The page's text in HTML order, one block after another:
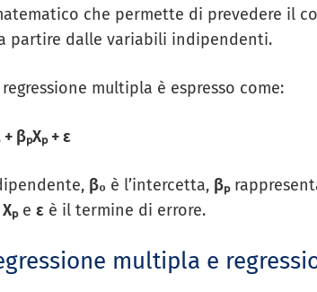
che permette di prevedere il
partire dalle variabili indipendenti.
multipla è espresso come:
βₚXₚ + ε
β₀ è l’intercetta, βₚ
Xₚe ε è il termine di errore.
multipla e